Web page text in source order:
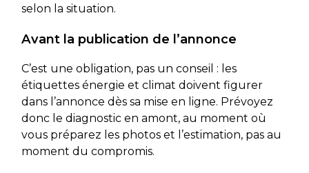
selon la situation.
Avant la publication de l’annonce
C’est une obligation, pas un conseil : les
étiquettes énergie et climat doivent figurer
dans l’annonce dès sa mise en ligne. Prévoyez
donc le diagnostic en amont, au moment où
vous préparez les photos et l’estimation, pas au
moment du compromis.